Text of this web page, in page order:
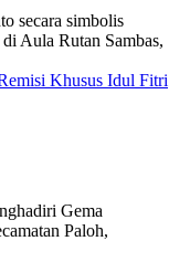
Khusus Idul Fitri